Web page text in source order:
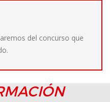
del concurso que